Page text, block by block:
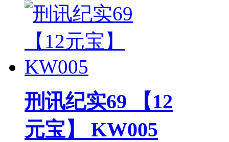
刑讯纪实69 【12
元宝】 KW005